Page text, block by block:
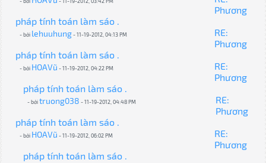
Phương
pháp tính toán làm sáo .
- bởi lehuuhung- 11-19-2012, 04:13 PM
RE:
Phương
pháp tính toán làm sáo .
- bởi HOAVũ - 11-19-2012, 04:22 PM
RE:
Phương
pháp tính toán làm sáo .
- bởitruong038 - 11-19-2012, 04:48 PM
RE:
Phương
pháp tính toán làm sáo .
- bởi HOAVũ - 11-19-2012, 06:02 PM
RE:
Phương
pháp tính toán làm sáo .